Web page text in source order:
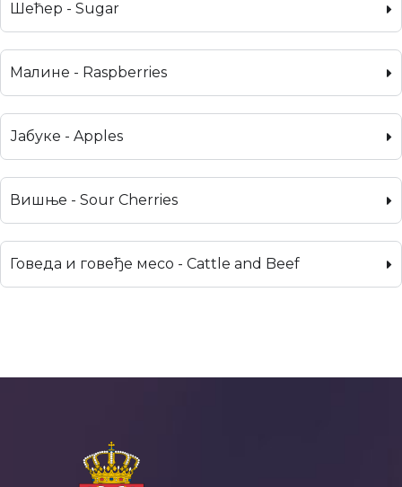
Шећер - Sugar
Малине - Raspberries
Јабуке - Apples
Вишње - Sour Cherries
Говеда и говеђе месо - Cattle and Beef